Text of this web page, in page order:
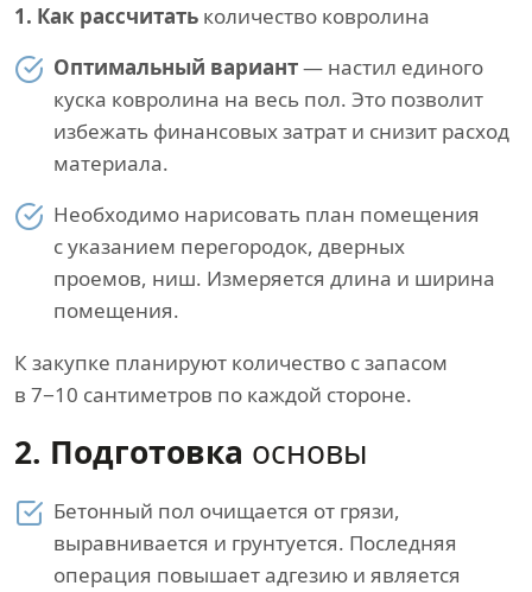
1. Как рассчитать количество ковролина
Оптимальный вариант— настил единого
куска ковролина на весь пол. Это позволит
избежать финансовых затрат и снизит расход
материала.
Необходимо нарисовать план помещения
с указанием перегородок, дверных
проемов, ниш. Измеряется длина и ширина
помещения.
К закупке планируют количество с запасом
в 7−10 сантиметров по каждой стороне.
2. Подготовка основы
Бетонный пол очищается от грязи,
выравнивается и грунтуется. Последняя
операция повышает адгезию и является